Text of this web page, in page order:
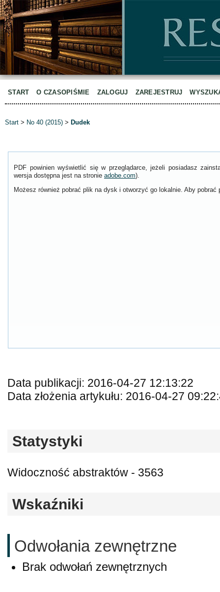
START O CZASOPIŚMIE ZALOGUJ ZAREJESTRUJ
Start > No 40 (2015) > Dudek
PDF powinien wyświetlić się w przeglądarce, jeżeli posiadasz
wersja dostępna jest na stronie adobe.com).
Możesz również pobrać plik na dysk i otworzyć go lokalnie. Aby
Data publikacji: 2016-04-27 12:13:22
Data złożenia artykułu: 2016-04-27
Statystyki
Widoczność abstraktów - 3563
Wskaźniki
Odwołania zewnętrzne
Brak odwołań zewnętrznych